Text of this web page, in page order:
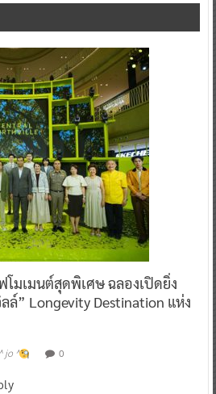
มเมนต์สุดพิเศษ ฉลองเปิดยิ่ง
” Longevity Destination แห่ง
^ jo ^ 0